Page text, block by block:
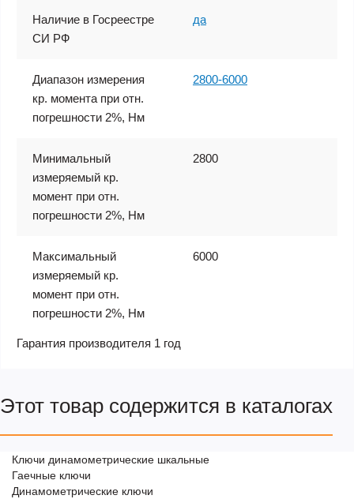
Наличие в Госреестре
СИ РФ
да
Диапазон измерения
кр. момента при отн.
погрешности 2%, Нм
2800-6000
Минимальный
измеряемый кр.
момент при отн.
погрешности 2%, Нм
2800
Максимальный
измеряемый кр.
момент при отн.
погрешности 2%, Нм
6000
Гарантия производителя 1 год
Этот товар содержится в каталогах
Ключи динамометрические шкальные
Гаечные ключи
Динамометрические ключи